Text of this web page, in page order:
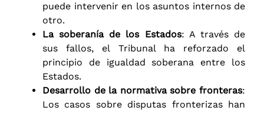
puede intervenir en los asuntos internos de
otro.
La soberanía de los Estados: A través de
sus fallos, el Tribunal ha reforzado el
principio de igualdad soberana entre los
Estados.
Desarrollo de la normativa sobre fronteras:
Los casos sobre disputas fronterizas han